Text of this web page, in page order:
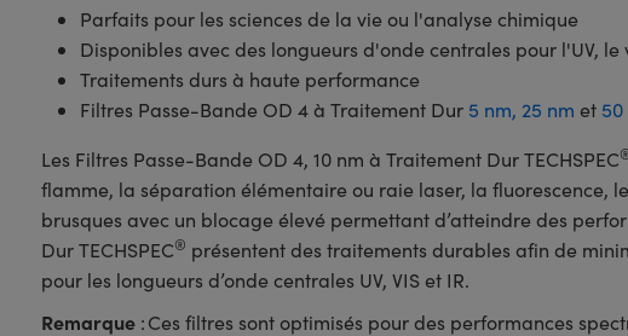
Parfaits pour les sciences de la vie ou l'analyse chimique
Disponibles avec des longueurs d'onde centrales pour l'UV, le
Traitements durs à haute performance
Filtres Passe-Bande OD 4 à Traitement Dur 5 nm, 25 nm et 50
Les Filtres Passe-Bande OD 4, 10 nm à Traitement Dur TECHSPEC
flamme, la séparation élémentaire ou raie laser, la fluorescence,
brusques avec un blocage élevé permettant d’atteindre des
Dur TECHSPEC® présentent des traitements durables afin de
pour les longueurs d’onde centrales UV, VIS et IR.
Remarque: Ces filtres sont optimisés pour des performances